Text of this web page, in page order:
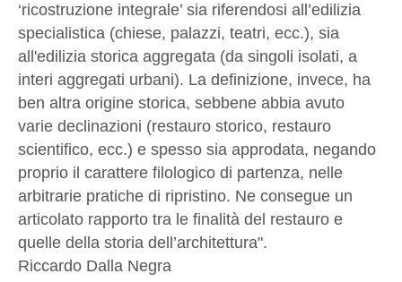
‘ricostruzione integrale’ sia riferendosi all’edilizia
specialistica (chiese, palazzi, teatri, ecc.), sia
all'edilizia storica aggregata (da singoli isolati, a
interi aggregati urbani). La definizione, invece, ha
ben altra origine storica, sebbene abbia avuto
varie declinazioni (restauro storico, restauro
scientifico, ecc.) e spesso sia approdata, negando
proprio il carattere filologico di partenza, nelle
arbitrarie pratiche di ripristino. Ne consegue un
articolato rapporto tra le finalità del restauro e
quelle della storia dell’architettura".
Riccardo Dalla Negra